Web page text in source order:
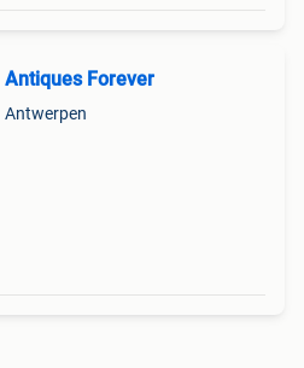
Antiques Forever
Antwerpen